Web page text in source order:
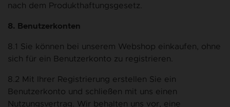
nach dem Produkthaftungsgesetz.
8. Benutzerkonten
8.1 Sie können bei unserem Webshop einkaufen, ohne
sich für ein Benutzerkonto zu registrieren.
8.2 Mit Ihrer Registrierung erstellen Sie ein
Benutzerkonto und schließen mit uns einen
Nutzungsvertrag. Wir behalten uns vor, eine